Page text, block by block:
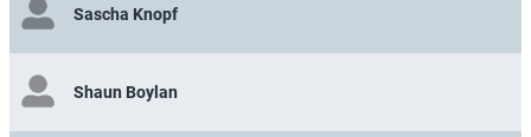
Sascha Knopf
Shaun Boylan